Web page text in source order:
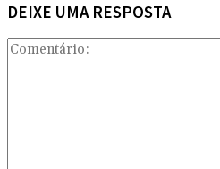
DEIXE UMA RESPOSTA